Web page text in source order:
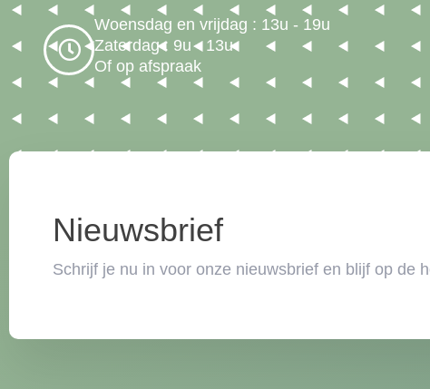
Woensdag en vrijdag : 13u - 19u
Zaterdag : 9u - 13u
Of op afspraak
Nieuwsbrief
Schrijf je nu in voor onze nieuwsbrief en blijf op de